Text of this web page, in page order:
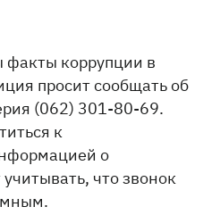
факты коррупции в
просит сообщать об
(062) 301-80-69.
к
о
что звонок